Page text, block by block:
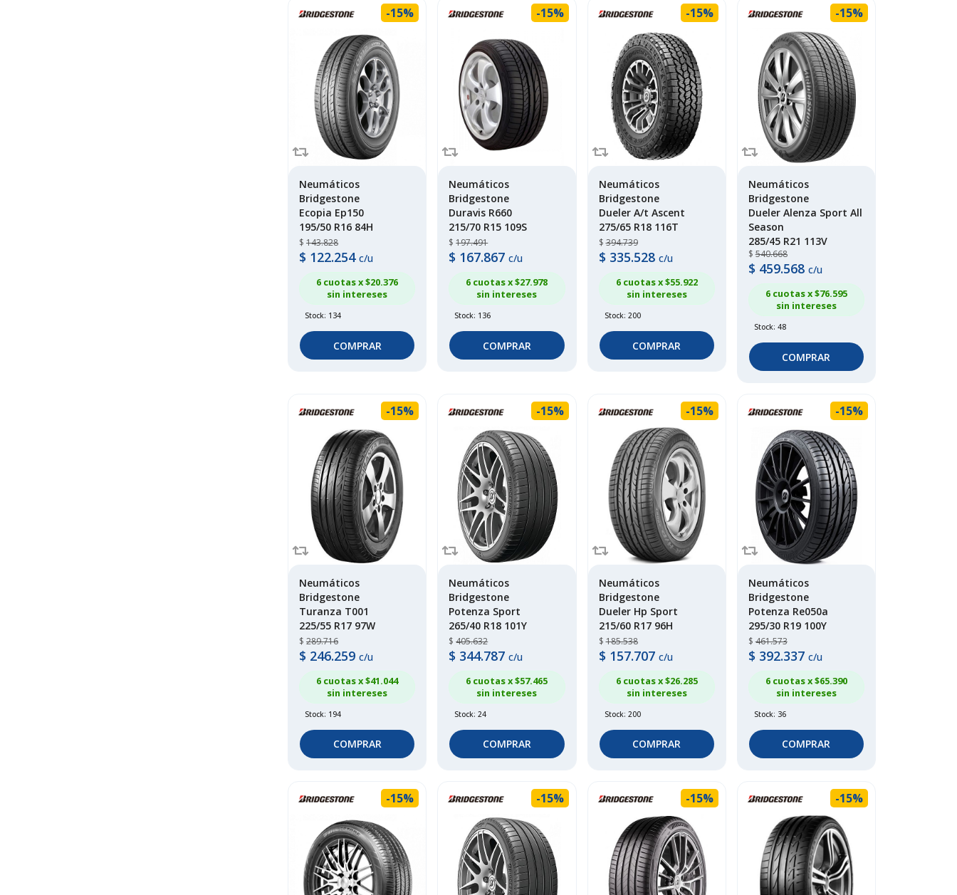
-15%
Neumáticos
Bridgestone
Ecopia Ep150
195/50 R16 84H
$ 143.828
$ 122.254 c/u
6 cuotas x $20.376
sin intereses
Stock: 134
COMPRAR
-15%
Neumáticos
Bridgestone
Duravis R660
215/70 R15 109S
$197.491
$ 167.867 c/u
6 cuotas x $27.978
sin intereses
Stock: 136
COMPRAR
-15%
Neumáticos
Bridgestone
Dueler A/t Ascent
275/65 R18 116T
$394.739
$ 335.528 c/u
6 cuotas x $55.922
sin intereses
Stock: 200
COMPRAR
-15%
Neumáticos
Bridgestone
Dueler Alenza Sport All
Season
285/45 R21 113V
$540.668
$ 459.568 c/u
6 cuotas x $76.595
sin intereses
Stock: 48
COMPRAR
-15%
Neumáticos
Bridgestone
Turanza T001
225/55 R17 97W
$ 289.716
$ 246.259 c/u
6 cuotas x $41.044
sin intereses
Stock: 194
COMPRAR
-15%
Neumáticos
Bridgestone
Potenza Sport
265/40 R18 101Y
$405.632
$ 344.787 c/u
6 cuotas x $57.465
sin intereses
Stock: 24
COMPRAR
-15%
Neumáticos
Bridgestone
Dueler Hp Sport
215/60 R17 96H
$185.538
$ 157.707 c/u
6 cuotas x $26.285
sin intereses
Stock: 200
COMPRAR
-15%
Neumáticos
Bridgestone
Potenza Re050a
295/30 R19 100Y
$461.573
$ 392.337 c/u
6 cuotas x $65.390
sin intereses
Stock: 36
COMPRAR
-15% -15% -15% -15%